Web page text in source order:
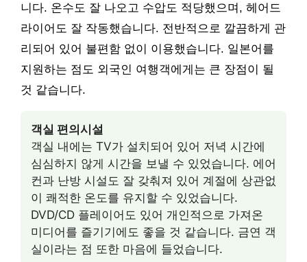
니다. 온수도 잘 나오고 수압도 적당했으며, 헤어드
라이어도 잘 작동했습니다. 전반적으로 깔끔하게 관
리되어 있어 불편함 없이 이용했습니다. 일본어를
지원하는 점도 외국인 여행객에게는 큰 장점이 될
것 같습니다.
객실 편의시설
객실 내에는 TV가 설치되어 있어 저녁 시간에
심심하지 않게 시간을 보낼 수 있었습니다. 에어
컨과 난방 시설도 잘 갖춰져 있어 계절에 상관없
이 쾌적한 온도를 유지할 수 있었습니다.
DVD/CD 플레이어도 있어 개인적으로 가져온
미디어를 즐기기에도 좋을 것 같습니다. 금연 객
실이라는 점 또한 마음에 들었습니다.